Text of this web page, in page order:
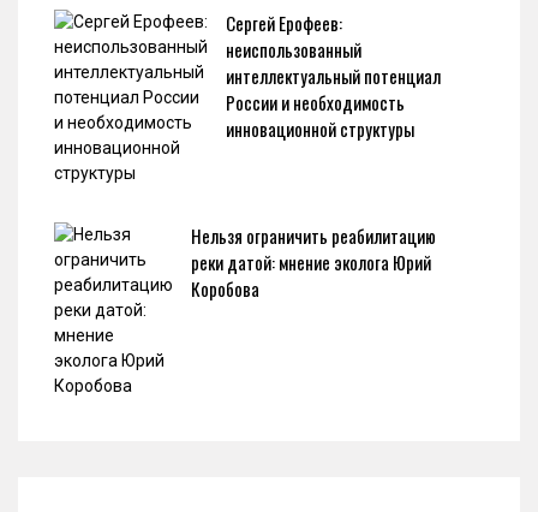
Сергей Ерофеев:
неиспользованный
интеллектуальный потенциал
России и необходимость
инновационной структуры
Нельзя ограничить реабилитацию
реки датой: мнение эколога Юрий
Коробова